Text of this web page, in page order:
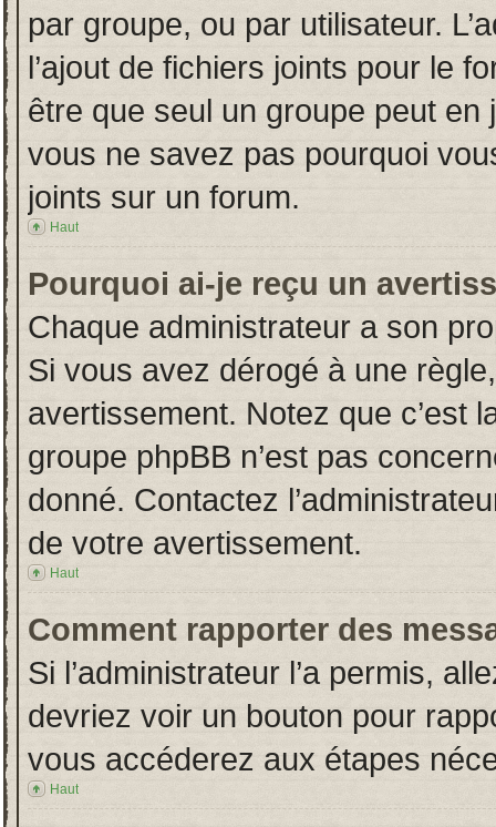
par groupe, ou par utilisateur.
l’ajout de fichiers joints pour le
être que seul un groupe peut en
vous ne savez pas pourquoi
joints sur un forum.
Haut
Pourquoi ai-je reçu un
Chaque administrateur a son
Si vous avez dérogé à une
avertissement. Notez que c’est
groupe phpBB n’est pas
donné. Contactez
de votre avertissement.
Haut
Comment rapporter des
Si l’administrateur l’a permis,
devriez voir un bouton pour
vous accéderez aux étapes
Haut